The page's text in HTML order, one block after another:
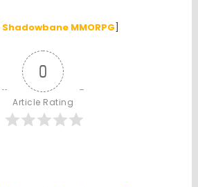
Shadowbane MMORPG]
0
Article Rating